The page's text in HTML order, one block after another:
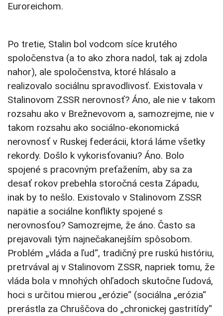
Euroreichom.
Po tretie, Stalin bol vodcom síce krutého
spoločenstva (a to ako zhora nadol, tak aj zdola
nahor), ale spoločenstva, ktoré hlásalo a
realizovalo sociálnu spravodlivosť. Existovala v
Stalinovom ZSSR nerovnosť? Áno, ale nie v takom
rozsahu ako v Brežnevovom a, samozrejme, nie v
takom rozsahu ako sociálno-ekonomická
nerovnosť v Ruskej federácii, ktorá láme všetky
rekordy. Došlo k vykorisťovaniu? Áno. Bolo
spojené s pracovným preťažením, aby sa za
desať rokov prebehla storočná cesta Západu,
inak by to nešlo. Existovalo v Stalinovom ZSSR
napätie a sociálne konflikty spojené s
nerovnosťou? Samozrejme, že áno. Často sa
prejavovali tým najnečakanejším spôsobom.
Problém „vláda a ľud“, tradičný pre ruskú históriu,
pretrvával aj v Stalinovom ZSSR, napriek tomu, že
vláda bola v mnohých ohľadoch skutočne ľudová,
hoci s určitou mierou „erózie“ (sociálna „erózia“
prerástla za Chruščova do „chronickej gastritídy“